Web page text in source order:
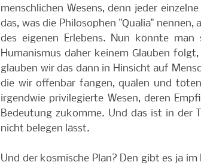
menschlichen Wesens, denn jeder
das, was die Philosophen "Qualia"
des eigenen Erlebens. Nun könnte
Humanismus daher keinem Glauben
glauben wir das dann in Hinsicht auf
die wir offenbar fangen, quälen und
irgendwie privilegierte Wesen, deren
Bedeutung zukomme. Und das ist in der
nicht belegen lässt.
Und der kosmische Plan? Den gibt es ja